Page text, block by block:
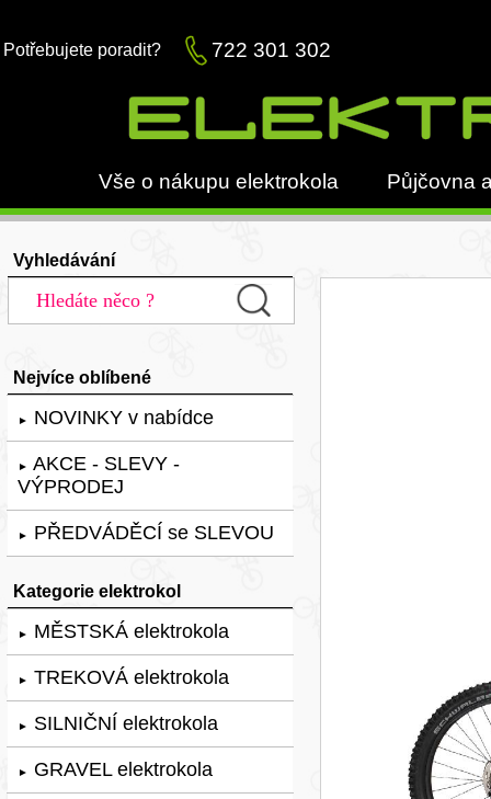
Potřebujete poradit? 722 301 302
Vše o nákupu elektrokola Půjčovna
Vyhledávání
Nejvíce oblíbené
► NOVINKY v nabídce
► AKCE - SLEVY -
VÝPRODEJ
► PŘEDVÁDĚCÍ se SLEVOU
Kategorie elektrokol
► MĚSTSKÁ elektrokola
► TREKOVÁ elektrokola
► SILNIČNÍ elektrokola
► GRAVEL elektrokola